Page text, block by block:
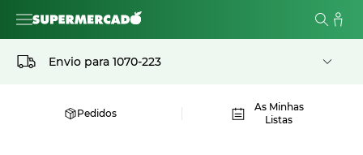
Envio para 1070-223
Pedidos
As Minhas
Listas